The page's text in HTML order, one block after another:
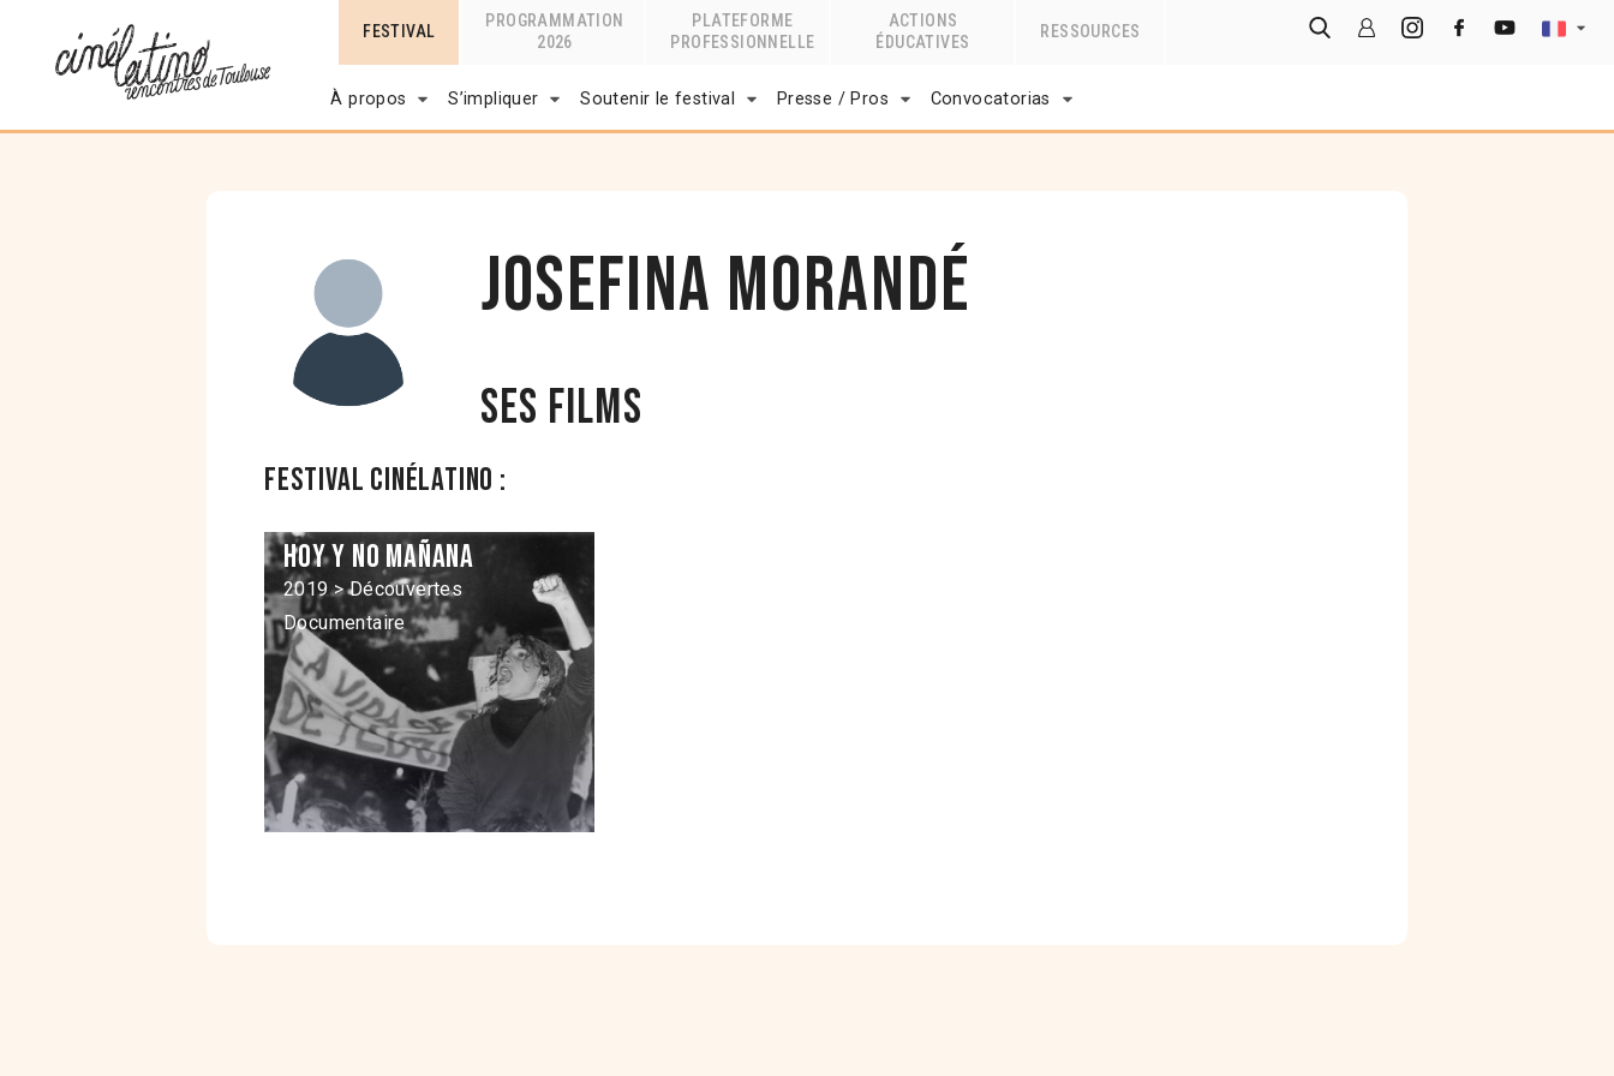
FESTIVAL
PROGRAMMATION
2026
PLATEFORME
PROFESSIONNELLE
ACTIONS
ÉDUCATIVES
RESSOURCES
À propos S’impliquer Soutenir le festival Presse / Pros Convocatorias
Josefina Morandé
Ses films
Festival Cinélatino :
Hoy y no mañana
2019 > Découvertes
Documentaire